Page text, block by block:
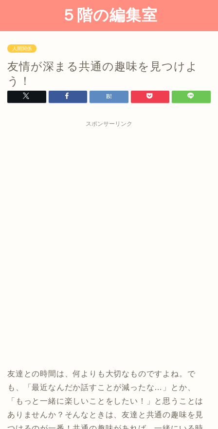
５階の編集室
人間関係
友情が深まる共通の趣味を見つけよ
う！
スポンサーリンク
友達との時間は、何よりも大切なものですよね。で
も、「最近なんだか話すことが減ったな…」とか、
「もっと一緒に楽しいことをしたい！」と思うことは
ありませんか？そんなときは、友達と共通の趣味を見